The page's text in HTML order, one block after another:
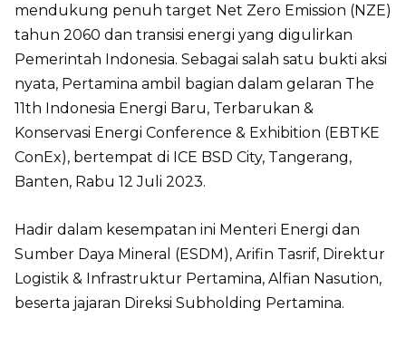
mendukung penuh target Net Zero Emission (NZE)
tahun 2060 dan transisi energi yang digulirkan
Pemerintah Indonesia. Sebagai salah satu bukti aksi
nyata, Pertamina ambil bagian dalam gelaran The
11th Indonesia Energi Baru, Terbarukan &
Konservasi Energi Conference & Exhibition (EBTKE
ConEx), bertempat di ICE BSD City, Tangerang,
Banten, Rabu 12 Juli 2023.
Hadir dalam kesempatan ini Menteri Energi dan
Sumber Daya Mineral (ESDM), Arifin Tasrif, Direktur
Logistik & Infrastruktur Pertamina, Alfian Nasution,
beserta jajaran Direksi Subholding Pertamina.